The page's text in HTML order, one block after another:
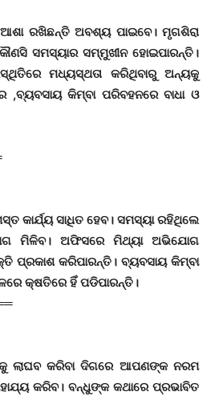
ଆଶା ରଖିଛନ୍ତି ଅବଶ୍ୟ ପାଇବେ। ମୃଗଶିରା
ସମସ୍ୟାର ସମ୍ମୁଖୀନ ହୋଇପାରନ୍ତି।
ମଧ୍ୟସ୍ଥତା କରିଥିବାରୁ ଅନ୍ୟକୁ
,ବ୍ୟବସାୟ କିମ୍ବା ପରିବହନରେ ବାଧା ଓ
କାର୍ଯ୍ୟ ସାଧିତ ହେବ। ସମସ୍ୟା ରହିଥିଲେ
ମିଳିବ। ଅଫିସରେ ମିଥ୍ୟା ଅଭିଯୋଗ
ପ୍ରକାଶ କରିପାରନ୍ତି। ବ୍ୟବସାୟ କିମ୍ବା
କ୍ଷତିରେ ହିଁ ପଡିପାରନ୍ତି।
ଲାଘବ କରିବା ଦିଗରେ ଆପଣଙ୍କ ନରମ
କରିବ। ବନ୍ଧୁଙ୍କ କଥାରେ ପ୍ରଭାବିତ